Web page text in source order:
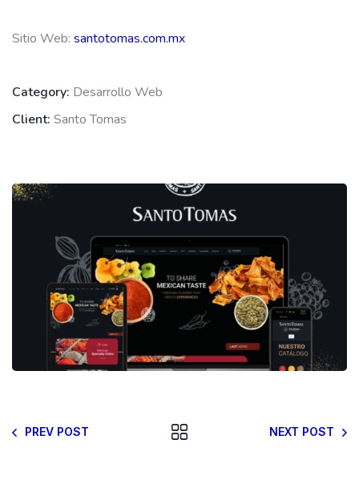
Sitio Web: santotomas.com.mx
Category: Desarrollo Web
Client: Santo Tomas
PREV POST NEXT POST